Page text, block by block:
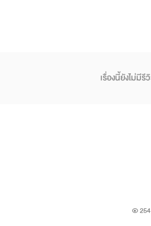
เรื่องนี้ยังไม่มีรี
254